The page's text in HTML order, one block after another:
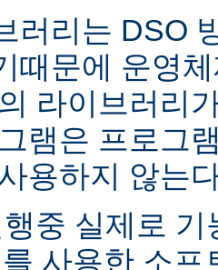
러리는 DSO
때문에 운영
라이브러리
램은 프로그
용하지 않는
중 실제로
사용한 소